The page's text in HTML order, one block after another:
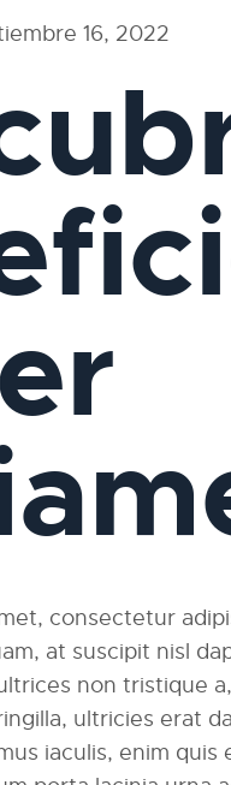
16, 2022
consectetur
at suscipit nisl
non tristique
ultricies erat
iaculis, enim